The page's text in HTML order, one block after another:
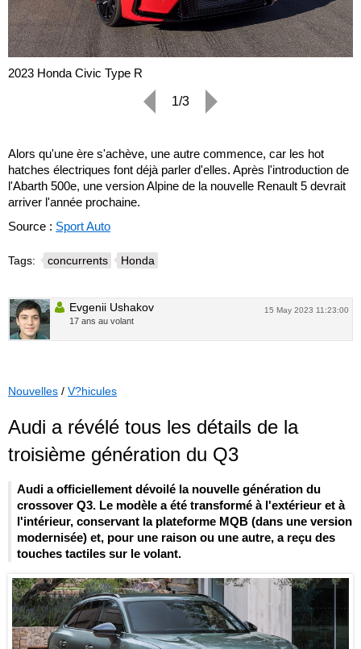
2023 Honda Civic Type R
1/3
Alors qu'une ère s'achève, une autre commence, car les hot
hatches électriques font déjà parler d'elles. Après l'introduction de
l'Abarth 500e, une version Alpine de la nouvelle Renault 5 devrait
arriver l'année prochaine.
Source : Sport Auto
Tags: concurrents Honda
15 May 2023 11:23:00
Evgenii Ushakov
17 ans au volant
Nouvelles / V?hicules
Audi a révélé tous les détails de la
troisième génération du Q3
Audi a officiellement dévoilé la nouvelle génération du
crossover Q3. Le modèle a été transformé à l'extérieur et à
l'intérieur, conservant la plateforme MQB (dans une version
modernisée) et, pour une raison ou une autre, a reçu des
touches tactiles sur le volant.